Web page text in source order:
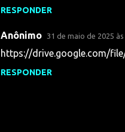
RESPONDER
Anônimo 31 de maio de 2025 às
https://drive.google.com/
RESPONDER